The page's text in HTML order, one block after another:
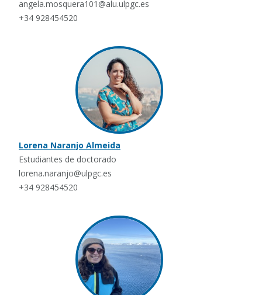
angela.mosquera101@alu.ulpgc.es
+34 928454520
Lorena Naranjo Almeida
Estudiantes de doctorado
lorena.naranjo@ulpgc.es
+34 928454520